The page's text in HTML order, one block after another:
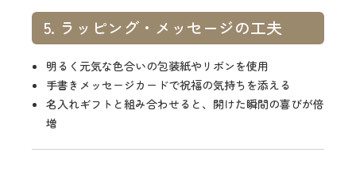
5. ラッピング・メッセージの工夫
明るく元気な色合いの包装紙やリボンを使用
手書きメッセージカードで祝福の気持ちを添える
名入れギフトと組み合わせると、開けた瞬間の喜びが倍
増